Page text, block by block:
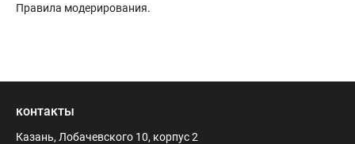
Правила модерирования.
контакты
Казань, Лобачевского 10, корпус 2